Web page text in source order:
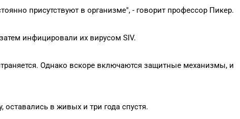
присутствуют в организме", - говорит профессор Пикер.
инфицировали их вирусом SIV.
Однако вскоре включаются защитные механизмы, и
в живых и три года спустя.